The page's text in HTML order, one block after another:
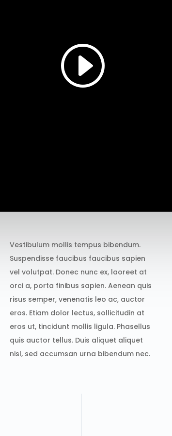
Vestibulum mollis tempus bibendum.
Suspendisse faucibus faucibus sapien
vel volutpat. Donec nunc ex, laoreet at
orci a, porta finibus sapien. Aenean quis
risus semper, venenatis leo ac, auctor
eros. Etiam dolor lectus, sollicitudin at
eros ut, tincidunt mollis ligula. Phasellus
quis auctor tellus. Duis aliquet aliquet
nisl, sed accumsan urna bibendum nec.